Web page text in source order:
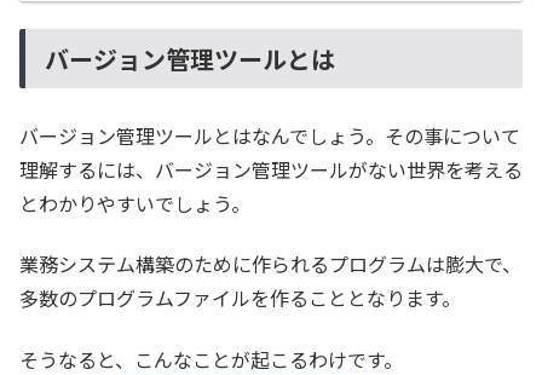
バージョン管理ツールとは
バージョン管理ツールとはなんでしょう。その事について
理解するには、バージョン管理ツールがない世界を考える
とわかりやすいでしょう。
業務システム構築のために作られるプログラムは膨大で、
多数のプログラムファイルを作ることとなります。
そうなると、こんなことが起こるわけです。